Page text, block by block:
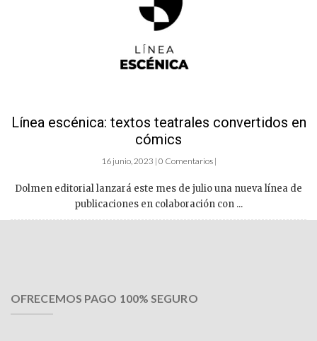
Línea escénica: textos teatrales convertidos en
cómics
16 junio, 2023 | 0 Comentarios |
Dolmen editorial lanzará este mes de julio una nueva línea de
publicaciones en colaboración con ...
OFRECEMOS PAGO 100% SEGURO